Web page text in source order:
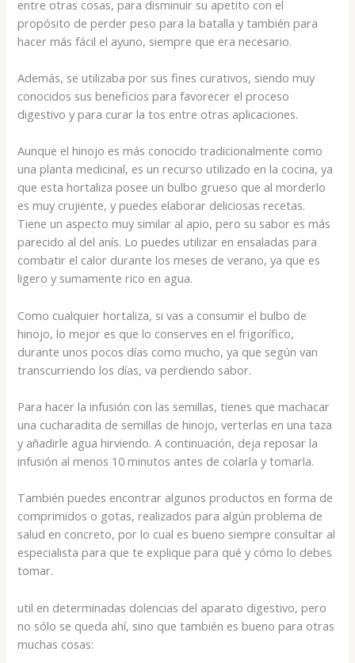
entre otras cosas, para disminuir su apetito con el
propósito de perder peso para la batalla y también para
hacer más fácil el ayuno, siempre que era necesario.
Además, se utilizaba por sus fines curativos, siendo muy
conocidos sus beneficios para favorecer el proceso
digestivo y para curar la tos entre otras aplicaciones.
Aunque el hinojo es más conocido tradicionalmente como
una planta medicinal, es un recurso utilizado en la cocina, ya
que esta hortaliza posee un bulbo grueso que al morderlo
es muy crujiente, y puedes elaborar deliciosas recetas.
Tiene un aspecto muy similar al apio, pero su sabor es más
parecido al del anís. Lo puedes utilizar en ensaladas para
combatir el calor durante los meses de verano, ya que es
ligero y sumamente rico en agua.
Como cualquier hortaliza, si vas a consumir el bulbo de
hinojo, lo mejor es que lo conserves en el frigorífico,
durante unos pocos días como mucho, ya que según van
transcurriendo los días, va perdiendo sabor.
Para hacer la infusión con las semillas, tienes que machacar
una cucharadita de semillas de hinojo, verterlas en una taza
y añadirle agua hirviendo. A continuación, deja reposar la
infusión al menos 10 minutos antes de colarla y tomarla.
También puedes encontrar algunos productos en forma de
comprimidos o gotas, realizados para algún problema de
salud en concreto, por lo cual es bueno siempre consultar al
especialista para que te explique para qué y cómo lo debes
tomar.
util en determinadas dolencias del aparato digestivo, pero
no sólo se queda ahí, sino que también es bueno para otras
muchas cosas: